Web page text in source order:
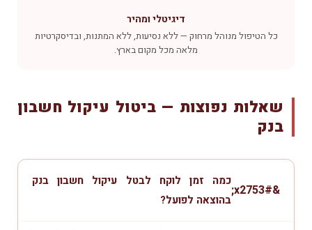
דיגיטלי ומהיר
כל הטיפול מנוהל מרחוק — ללא נסיעות, ללא המתנות, ובדיסקרטיות
מלאה מכל מקום בארץ.
שאלות נפוצות — ביטול עיקול חשבון
בנק
כמה זמן לוקח לבטל עיקול חשבון בנק
בהוצאה לפועל?